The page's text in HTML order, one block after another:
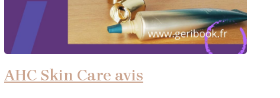
AHC Skin Care avis